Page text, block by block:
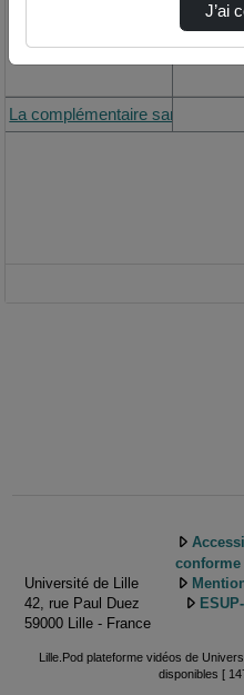
Vue de
La complémentaire santé
Université de Lille
42, rue Paul Duez
59000 Lille - France
conforme
Lille.Pod plateforme vidéos de
disponibles [
J’ai